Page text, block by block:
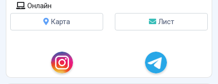
Онлайн
Карта
Лист